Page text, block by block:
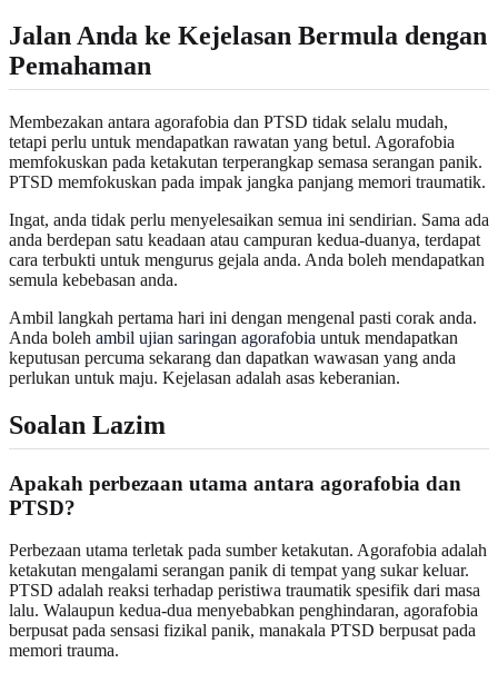
Jalan Anda ke Kejelasan Bermula dengan
Pemahaman
Membezakan antara agorafobia dan PTSD tidak selalu mudah,
tetapi perlu untuk mendapatkan rawatan yang betul. Agorafobia
memfokuskan pada ketakutan terperangkap semasa serangan panik.
PTSD memfokuskan pada impak jangka panjang memori traumatik.
Ingat, anda tidak perlu menyelesaikan semua ini sendirian. Sama ada
anda berdepan satu keadaan atau campuran kedua-duanya, terdapat
cara terbukti untuk mengurus gejala anda. Anda boleh mendapatkan
semula kebebasan anda.
Ambil langkah pertama hari ini dengan mengenal pasti corak anda.
Anda boleh ambil ujian saringan agorafobia untuk mendapatkan
keputusan percuma sekarang dan dapatkan wawasan yang anda
perlukan untuk maju. Kejelasan adalah asas keberanian.
Soalan Lazim
Apakah perbezaan utama antara agorafobia dan
PTSD?
Perbezaan utama terletak pada sumber ketakutan. Agorafobia adalah
ketakutan mengalami serangan panik di tempat yang sukar keluar.
PTSD adalah reaksi terhadap peristiwa traumatik spesifik dari masa
lalu. Walaupun kedua-dua menyebabkan penghindaran, agorafobia
berpusat pada sensasi fizikal panik, manakala PTSD berpusat pada
memori trauma.